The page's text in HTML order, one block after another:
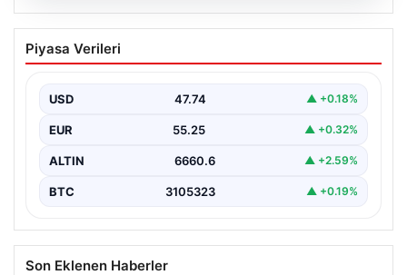
Göztepe’de hareketlilik: Anthony
Dennis için Almanya’dan teklif
Süper Lig temsilcisi Göztepe’nin orta sahasında görev
Piyasa Verileri
USD 47.74 ▲ +0.18%
EUR 55.25 ▲ +0.32%
ALTIN 6660.6 ▲ +2.59%
BTC 3105323 ▲ +0.19%
Son Eklenen Haberler